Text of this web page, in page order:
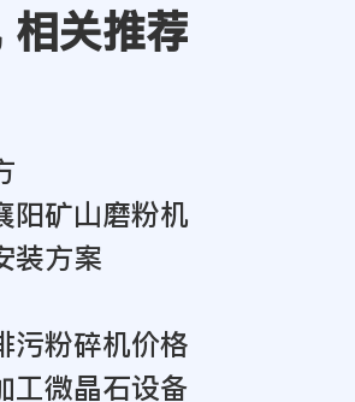
关推荐
阳矿山磨粉机
装方案
污粉碎机价格
工微晶石设备